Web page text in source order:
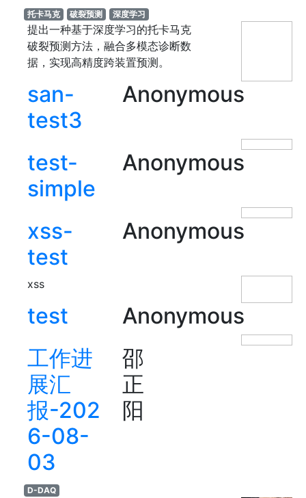
托卡马克 破裂预测 深度学习
提出一种基于深度学习的托卡马克
破裂预测方法，融合多模态诊断数
据，实现高精度跨装置预测。
san-
test3
Anonymous
test-
simple
Anonymous
xss-
test
Anonymous
xss
test
Anonymous
工作进
展汇
报-202
6-08-
03
邵
正
阳
D-DAQ